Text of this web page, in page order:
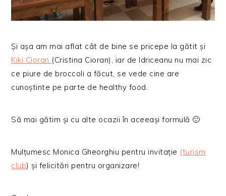
Și așa am mai aflat cât de bine se pricepe la gătit și
Kiki Cioran (Cristina Cioran), iar de Idriceanu nu mai zic
ce piure de broccoli a făcut, se vede cine are
cunoștinte pe parte de healthy food.
Să mai gătim și cu alte ocazii în aceeași formulă 🙂
Mulțumesc Monica Gheorghiu pentru invitație (turism
club) și felicitări pentru organizare!